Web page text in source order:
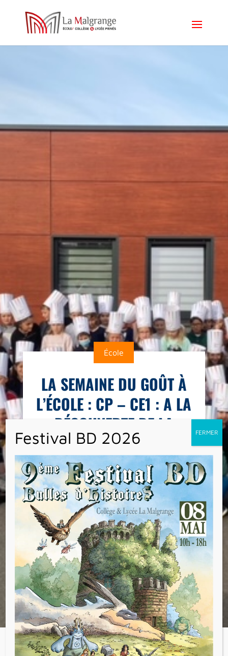
École
LA SEMAINE DU GOÛT À
L’ÉCOLE : CP – CE1 : A LA
DÉCOUVERTE DE LA
BERGAMOTE
Du 11 au 17 octobre avait lieu la semaine du
goût. Ce fut l’occasion pour les élèves des
classes de CP et CE1 de découvrir un agrume
particulier : la bergamote. Tout au long de
cette semaine, les enfants ont élargi leur
connaissance sur cet agrume et ont pu
découvrir notamment les secrets de
fabrication du bonbon à la bergamote.
Chaque jour, une dégustation était proposée
aux enfants : bonbon, madeleine, infusion,